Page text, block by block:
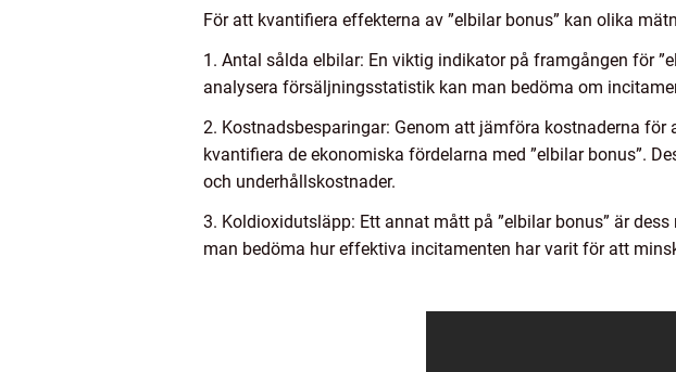
För att kvantifiera effekterna av ”elbilar bonus” kan olika
1. Antal sålda elbilar: En viktig indikator på framgången för
analysera försäljningsstatistik kan man bedöma om
2. Kostnadsbesparingar: Genom att jämföra kostnaderna
kvantifiera de ekonomiska fördelarna med ”elbilar bonus”.
och underhållskostnader.
3. Koldioxidutsläpp: Ett annat mått på ”elbilar bonus” är
man bedöma hur effektiva incitamenten har varit för att